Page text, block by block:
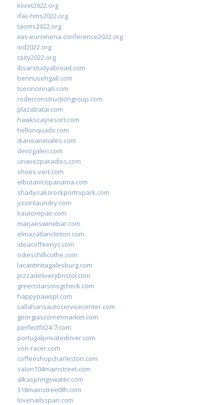
klivet2022.org
ifac-hms2022.org
taoms2022.org
iias-euromena-conference2022.org
ivd2022.org
csity2022.org
ibsarstudyabroad.com
bennusehgall.com
tsecincinnati.com
roderconstructiongroup.com
plazabatai.com
hawkscayresort.com
hellonquads.com
diarioanimales.com
decogaleri.com
unavozparadios.com
shoes-vert.com
elbotanicopanama.com
shadyoaksrockportrvpark.com
jccoinlaundry.com
kautorepair.com
marjaeswinebar.com
elmazatlanclinton.com
ideacoffeenyc.com
odieschillicothe.com
lacantinitagalesburg.com
pizzadeliverybristol.com
greenstarsmogcheck.com
happypawspl.com
callahansautoservicecenter.com
georgiascornermarket.com
perfectfit24-7.com
portugalprivatedriver.com
von-racer.com
coffeeshopcharleston.com
salon104mainstreet.com
alkaspringswater.com
318mainstreet8h.com
lovenailsspari.com